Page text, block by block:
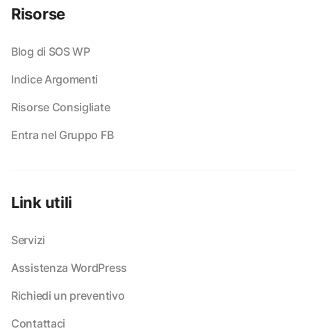
Risorse
Blog di SOS WP
Indice Argomenti
Risorse Consigliate
Entra nel Gruppo FB
Link utili
Servizi
Assistenza WordPress
Richiedi un preventivo
Contattaci